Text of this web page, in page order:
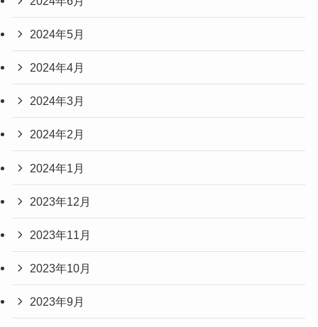
2024年5月
2024年4月
2024年3月
2024年2月
2024年1月
2023年12月
2023年11月
2023年10月
2023年9月